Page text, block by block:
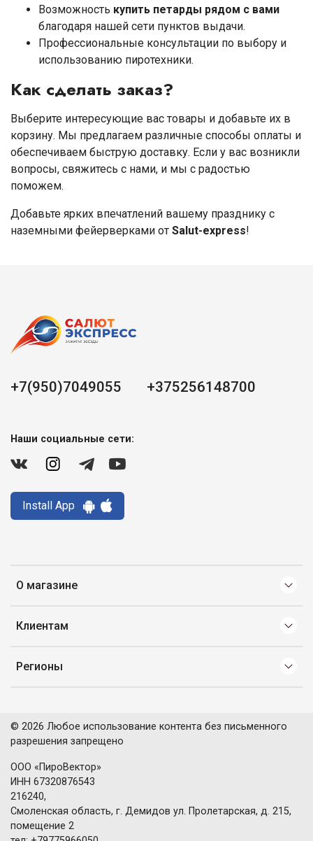
Возможность купить петарды рядом с вами
благодаря нашей сети пунктов выдачи.
Профессиональные консультации по выбору и
использованию пиротехники.
Как сделать заказ?
Выберите интересующие вас товары и добавьте их в
корзину. Мы предлагаем различные способы оплаты и
обеспечиваем быструю доставку. Если у вас возникли
вопросы, свяжитесь с нами, и мы с радостью
поможем.
Добавьте ярких впечатлений вашему празднику с
наземными фейерверками от Salut-express!
О магазине
Клиентам
Регионы
+7(950)7049055 +375256148700
Наши социальные сети:
Install App
© 2026 Любое использование контента без письменного
разрешения запрещено
ООО «ПироВектор»
ИНН 67320876543
216240,
Смоленская область, г. Демидов ул. Пролетарская, д. 215,
помещение 2